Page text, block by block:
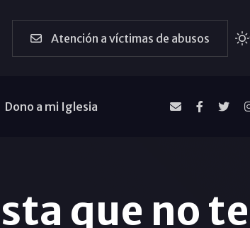
Atención a víctimas de abusos
Dono a mi Iglesia
que no te